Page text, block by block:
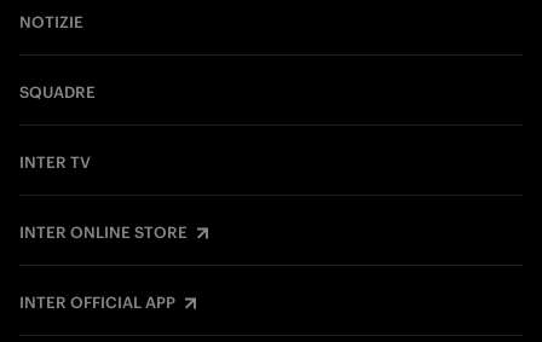
NOTIZIE
SQUADRE
INTER TV
INTER ONLINE STORE
INTER OFFICIAL APP